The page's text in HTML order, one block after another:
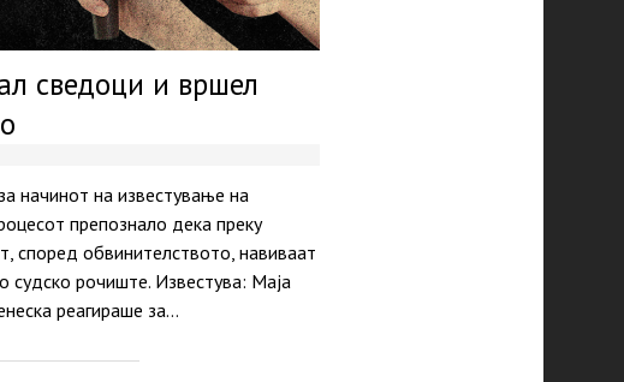
сведоци и вршел
начинот на известување на
препознало дека преку
според обвинителството, навиваат
судско рочиште. Известува: Маја
реагираше за…